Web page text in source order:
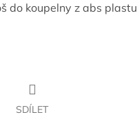
do koupelny z abs
SDÍLET